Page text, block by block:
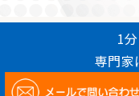
1
専門家